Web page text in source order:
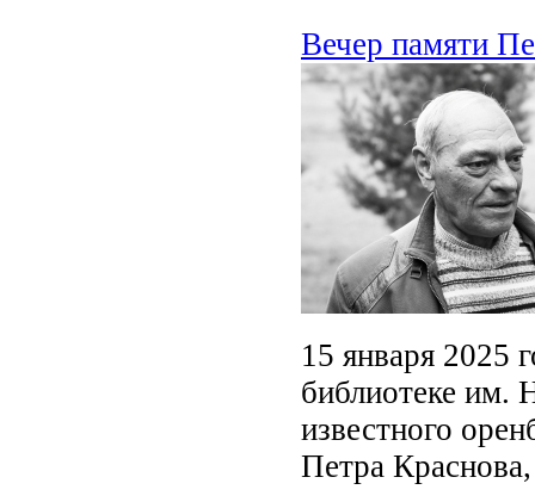
Вечер памяти
15 января 2025
библиотеке им.
известного
Петра